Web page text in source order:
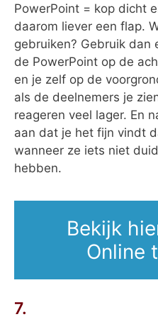
PowerPoint = kop dicht
daarom liever een flap.
gebruiken? Gebruik dan
de PowerPoint op de
en je zelf op de
als de deelnemers je
reageren veel lager. En
aan dat je het fijn vindt
wanneer ze iets niet
hebben.
Bekijk
Online
7.